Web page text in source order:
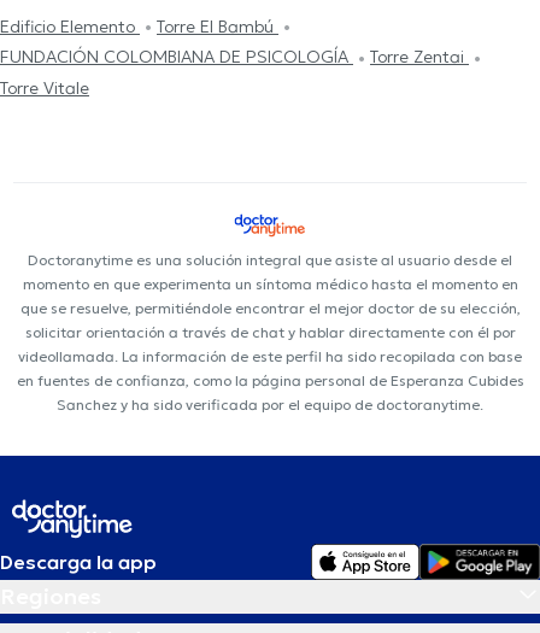
Edificio Elemento
Torre El Bambú
FUNDACIÓN COLOMBIANA DE PSICOLOGÍA
Torre Zentai
Torre Vitale
Doctoranytime es una solución integral que asiste al usuario desde el
momento en que experimenta un síntoma médico hasta el momento en
que se resuelve, permitiéndole encontrar el mejor doctor de su elección,
solicitar orientación a través de chat y hablar directamente con él por
videollamada. La información de este perfil ha sido recopilada con base
en fuentes de confianza, como la página personal de Esperanza Cubides
Sanchez y ha sido verificada por el equipo de doctoranytime.
Descarga la app